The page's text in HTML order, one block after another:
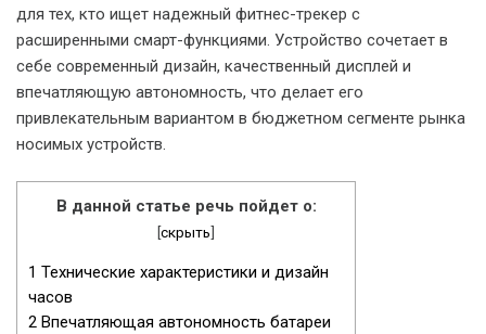
для тех, кто ищет надежный фитнес-трекер с
расширенными смарт-функциями. Устройство сочетает в
себе современный дизайн, качественный дисплей и
впечатляющую автономность, что делает его
привлекательным вариантом в бюджетном сегменте рынка
носимых устройств.
В данной статье речь пойдет о:
[скрыть]
1 Технические характеристики и дизайн
часов
2 Впечатляющая автономность батареи